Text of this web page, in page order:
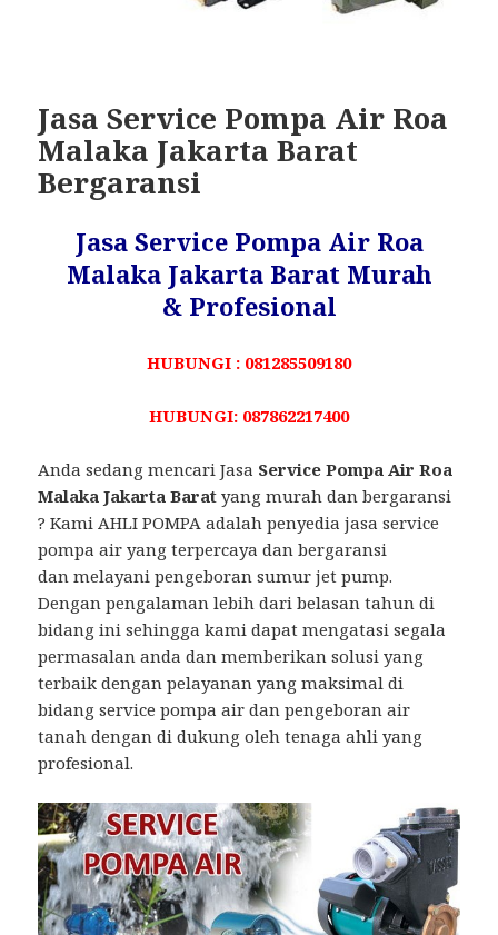
Jasa Service Pompa Air Roa
Malaka Jakarta Barat
Bergaransi
Jasa Service Pompa Air Roa
Malaka Jakarta Barat Murah
& Profesional
HUBUNGI : 081285509180
HUBUNGI: 087862217400
Anda sedang mencari Jasa Service Pompa Air Roa
Malaka Jakarta Barat yang murah dan bergaransi
? Kami AHLI POMPA adalah penyedia jasa service
pompa air yang terpercaya dan bergaransi
dan melayani pengeboran sumur jet pump.
Dengan pengalaman lebih dari belasan tahun di
bidang ini sehingga kami dapat mengatasi segala
permasalan anda dan memberikan solusi yang
terbaik dengan pelayanan yang maksimal di
bidang service pompa air dan pengeboran air
tanah dengan di dukung oleh tenaga ahli yang
profesional.